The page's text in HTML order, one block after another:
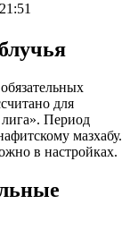
21:51
для
Период
мазхабу.
в настройках.